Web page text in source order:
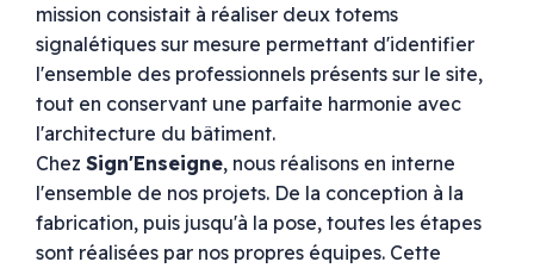
mission consistait à réaliser deux totems
signalétiques sur mesure permettant d'identifier
l'ensemble des professionnels présents sur le site,
tout en conservant une parfaite harmonie avec
l'architecture du bâtiment.
Chez Sign'Enseigne, nous réalisons en interne
l'ensemble de nos projets. De la conception à la
fabrication, puis jusqu'à la pose, toutes les étapes
sont réalisées par nos propres équipes. Cette